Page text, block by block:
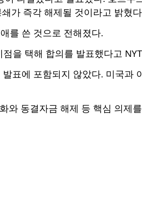
가 즉각 해제될 것이라고 밝혔
를 쓴 것으로 전해졌다.
을 택해 합의를 발표했다고
표에 포함되지 않았다. 미국과
와 동결자금 해제 등 핵심 의제